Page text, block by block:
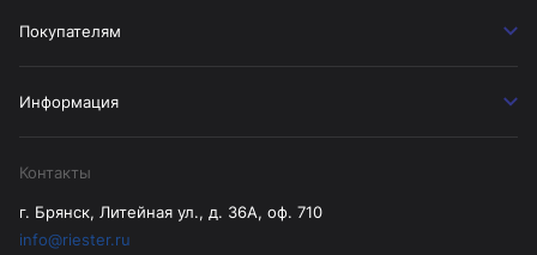
Покупателям
Информация
Контакты
г. Брянск, Литейная ул., д. 36А, оф. 710
info@riester.ru